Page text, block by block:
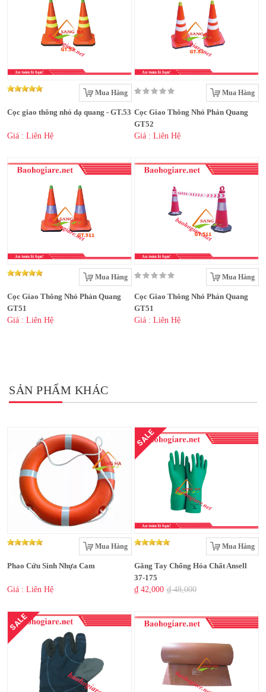
Mua Hàng
Cọc giao thông nhỏ dạ quang - GT.53
Giá : Liên Hệ
Mua Hàng
Cọc Giao Thông Nhỏ Phản Quang
GT52
Giá : Liên Hệ
Mua Hàng
Cọc Giao Thông Nhỏ Phản Quang
GT51
Giá : Liên Hệ
Mua Hàng
Cọc Giao Thông Nhỏ Phản Quang
GT51
Giá : Liên Hệ
SẢN PHẨM KHÁC
Mua Hàng
Phao Cứu Sinh Nhựa Cam
Giá : Liên Hệ
SALE
Mua Hàng
Găng Tay Chống Hóa Chất Ansell
37-175
₫ 42,000 ₫ 48,000
SALE